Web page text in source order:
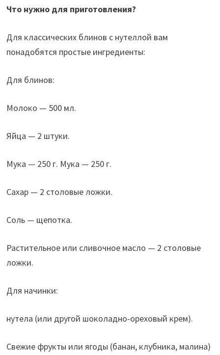
Что нужно для приготовления?
Для классических блинов с нутеллой вам
понадобятся простые ингредиенты:
Для блинов:
Молоко — 500 мл.
Яйца — 2 штуки.
Мука — 250 г. Мука — 250 г.
Сахар — 2 столовые ложки.
Соль — щепотка.
Растительное или сливочное масло — 2 столовые
ложки.
Для начинки:
нутела (или другой шоколадно-ореховый крем).
Свежие фрукты или ягоды (банан, клубника, малина)